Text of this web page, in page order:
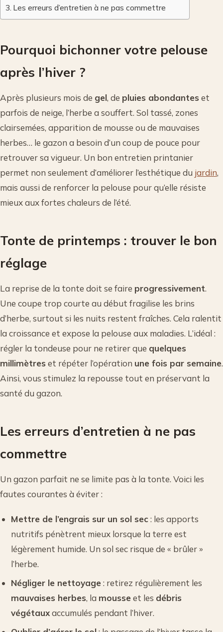
Les erreurs d’entretien à ne pas commettre
Pourquoi bichonner votre pelouse
après l’hiver ?
Après plusieurs mois de gel, de pluies abondantes et
parfois de neige, l’herbe a souffert. Sol tassé, zones
clairsemées, apparition de mousse ou de mauvaises
herbes… le gazon a besoin d’un coup de pouce pour
retrouver sa vigueur. Un bon entretien printanier
permet non seulement d’améliorer l’esthétique du jardin,
mais aussi de renforcer la pelouse pour qu’elle résiste
mieux aux fortes chaleurs de l’été.
Tonte de printemps : trouver le bon
réglage
La reprise de la tonte doit se faire progressivement.
Une coupe trop courte au début fragilise les brins
d’herbe, surtout si les nuits restent fraîches. Cela ralentit
la croissance et expose la pelouse aux maladies. L’idéal :
régler la tondeuse pour ne retirer que quelques
millimètres et répéter l’opération une fois par semaine.
Ainsi, vous stimulez la repousse tout en préservant la
santé du gazon.
Les erreurs d’entretien à ne pas
commettre
Un gazon parfait ne se limite pas à la tonte. Voici les
fautes courantes à éviter :
Mettre de l’engrais sur un sol sec: les apports
nutritifs pénètrent mieux lorsque la terre est
légèrement humide. Un sol sec risque de « brûler »
l’herbe.
Négliger le nettoyage: retirez régulièrement les
mauvaises herbes, la mousseet les débris
végétauxaccumulés pendant l’hiver.